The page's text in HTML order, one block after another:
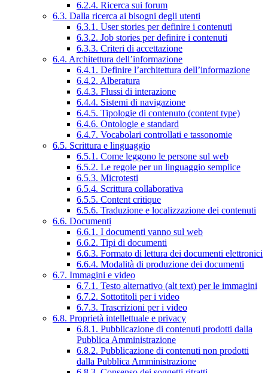
6.2.4. Ricerca sui forum
6.3. Dalla ricerca ai bisogni degli utenti
6.3.1. User stories per definire i contenuti
6.3.2. Job stories per definire i contenuti
6.3.3. Criteri di accettazione
6.4. Architettura dell’informazione
6.4.1. Definire l’architettura dell’informazione
6.4.2. Alberatura
6.4.3. Flussi di interazione
6.4.4. Sistemi di navigazione
6.4.5. Tipologie di contenuto (content type)
6.4.6. Ontologie e standard
6.4.7. Vocabolari controllati e tassonomie
6.5. Scrittura e linguaggio
6.5.1. Come leggono le persone sul web
6.5.2. Le regole per un linguaggio semplice
6.5.3. Microtesti
6.5.4. Scrittura collaborativa
6.5.5. Content critique
6.5.6. Traduzione e localizzazione dei contenuti
6.6. Documenti
6.6.1. I documenti vanno sul web
6.6.2. Tipi di documenti
6.6.3. Formato di lettura dei documenti elettronici
6.6.4. Modalità di produzione dei documenti
6.7. Immagini e video
6.7.1. Testo alternativo (alt text) per le immagini
6.7.2. Sottotitoli per i video
6.7.3. Trascrizioni per i video
6.8. Proprietà intellettuale e privacy
6.8.1. Pubblicazione di contenuti prodotti dalla
Pubblica Amministrazione
6.8.2. Pubblicazione di contenuti non prodotti
dalla Pubblica Amministrazione